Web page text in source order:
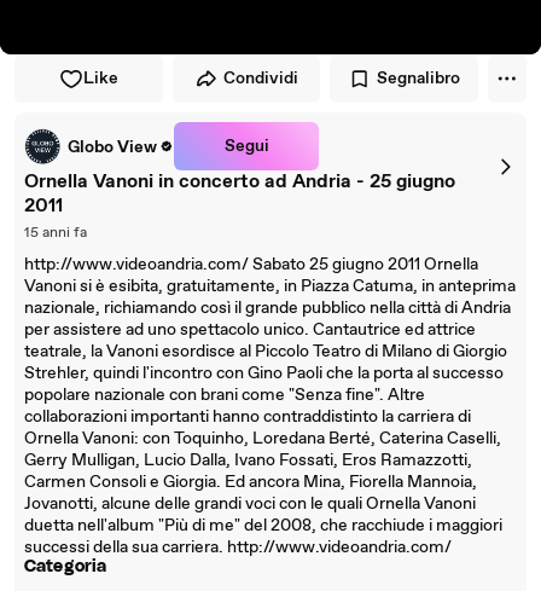
Like Condividi Segnalibro
Globo View Segui
Ornella Vanoni in concerto ad Andria - 25 giugno
2011
15 anni fa
http://www.videoandria.com/ Sabato 25 giugno 2011 Ornella
Vanoni si è esibita, gratuitamente, in Piazza Catuma, in anteprima
nazionale, richiamando così il grande pubblico nella città di Andria
per assistere ad uno spettacolo unico. Cantautrice ed attrice
teatrale, la Vanoni esordisce al Piccolo Teatro di Milano di Giorgio
Strehler, quindi l'incontro con Gino Paoli che la porta al successo
popolare nazionale con brani come "Senza fine". Altre
collaborazioni importanti hanno contraddistinto la carriera di
Ornella Vanoni: con Toquinho, Loredana Berté, Caterina Caselli,
Gerry Mulligan, Lucio Dalla, Ivano Fossati, Eros Ramazzotti,
Carmen Consoli e Giorgia. Ed ancora Mina, Fiorella Mannoia,
Jovanotti, alcune delle grandi voci con le quali Ornella Vanoni
duetta nell'album "Più di me" del 2008, che racchiude i maggiori
successi della sua carriera. http://www.videoandria.com/
Categoria